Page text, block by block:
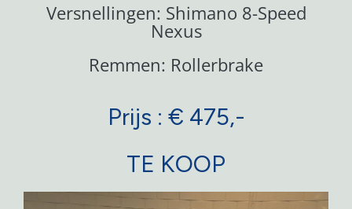
Versnellingen: Shimano 8-Speed
Nexus
Remmen: Rollerbrake
Prijs : € 475,-
TE KOOP